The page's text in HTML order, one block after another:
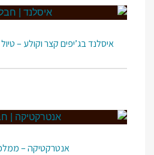
איסלנד בג’יפים קצר וקולע –
אנטרקטיקה –